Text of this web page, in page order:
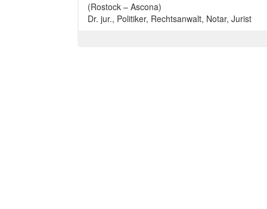
(Rostock – Ascona)
Dr. jur., Politiker, Rechtsanwalt, Notar, Jurist